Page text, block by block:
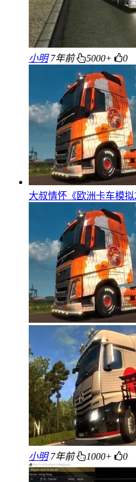
小明 7年前 5000+ 0
大叔情怀《欧洲卡车模
小明 7年前 1000+ 0